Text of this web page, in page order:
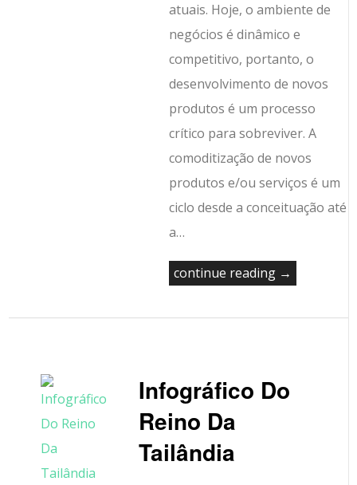
atuais. Hoje, o ambiente de
negócios é dinâmico e
competitivo, portanto, o
desenvolvimento de novos
produtos é um processo
crítico para sobreviver. A
comoditização de novos
produtos e/ou serviços é um
ciclo desde a conceituação até
a…
continue reading →
Infográfico Do
Reino Da
Tailândia